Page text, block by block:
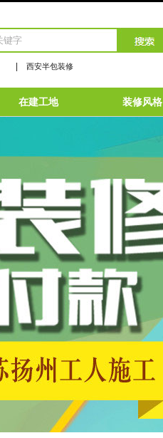
西安半包装修
在建工地 装修风格